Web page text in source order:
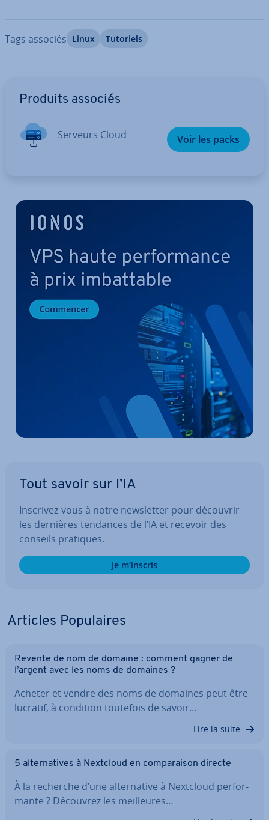
Tags associés Linux Tutoriels
Produits associés
Serveurs Cloud Voir les packs
Tout savoir sur l’IA
Inscrivez-vous à notre news­let­ter pour découvrir
les dernières tendances de l’IA et recevoir des
conseils pratiques.
Je m’inscris
Articles Po­pu­laires
Revente de nom de domaine : comment gagner de
l’argent avec les noms de domaines ?
Acheter et vendre des noms de domaines peut être
lucratif, à condition toutefois de savoir…
Lire la suite
5 al­ter­na­tives à Nextcloud en com­pa­rai­son directe
À la recherche d’une al­ter­na­tive à Nextcloud per­for­
mante ? Découvrez les meil­leures…